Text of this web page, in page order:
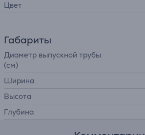
Цвет
Габариты
Диаметр выпускной трубы
(см)
Ширина
Высота
Глубина